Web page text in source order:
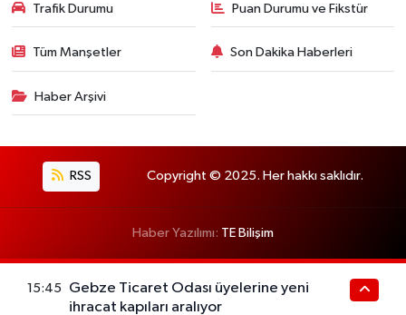
Trafik Durumu Puan Durumu ve Fikstür
Tüm Manşetler Son Dakika Haberleri
Haber Arşivi
RSS Copyright © 2025. Her hakkı saklıdır.
Haber Yazılımı: TE Bilişim
15:45
Gebze Ticaret Odası üyelerine yeni
ihracat kapıları aralıyor